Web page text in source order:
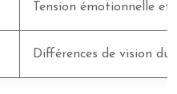
Tension émotionnelle
Différences de vision